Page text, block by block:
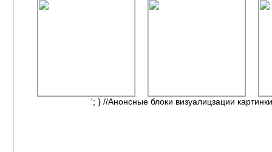
'; } //Анонсные блоки визуалицзации